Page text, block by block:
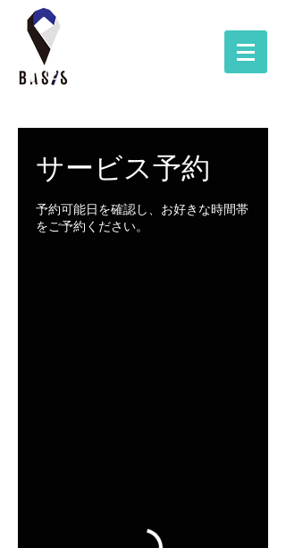
サービス予約
予約可能日を確認し、お好きな時間帯
をご予約ください。